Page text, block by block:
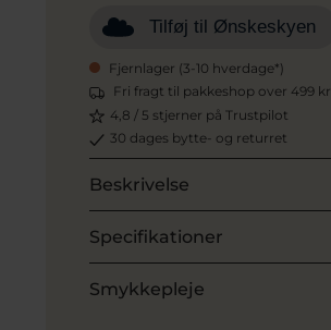
Tilføj til Ønskeskyen
Fjernlager (3-10 hverdage*)
Fri fragt til pakkeshop over 499 kr.
4,8 / 5 stjerner på Trustpilot
30 dages bytte- og returret
Beskrivelse
Specifikationer
Smykkepleje